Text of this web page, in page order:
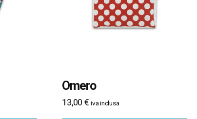
Omero
13,00 € iva inclusa